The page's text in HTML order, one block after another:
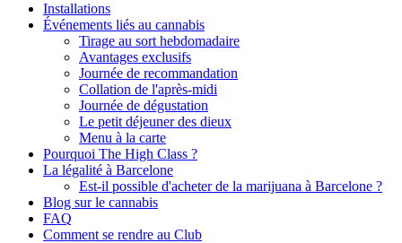
Installations
Événements liés au cannabis
Tirage au sort hebdomadaire
Avantages exclusifs
Journée de recommandation
Collation de l'après-midi
Journée de dégustation
Le petit déjeuner des dieux
Menu à la carte
Pourquoi The High Class ?
La légalité à Barcelone
Est-il possible d'acheter de la marijuana à Barcelone ?
Blog sur le cannabis
FAQ
Comment se rendre au Club